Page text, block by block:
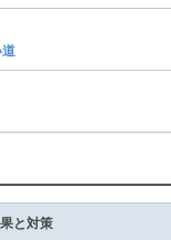
道
と対策